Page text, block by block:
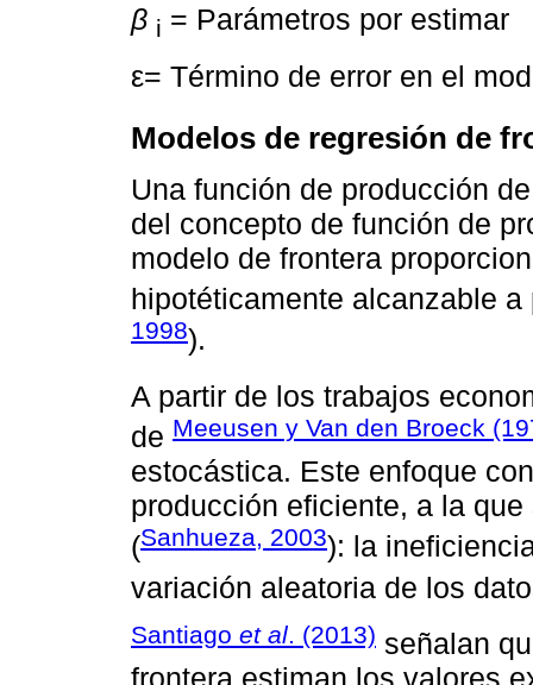
β i = Parámetros por estimar
ε= Término de error en el
Modelos de regresión de
Una función de producción
del concepto de función de
modelo de frontera
hipotéticamente alcanzable
1998).
A partir de los trabajos
de Meeusen y Van den Broeck
estocástica. Este enfoque
producción eficiente, a la
(Sanhueza, 2003): la
variación aleatoria de los
Santiago et al. (2013) señalan